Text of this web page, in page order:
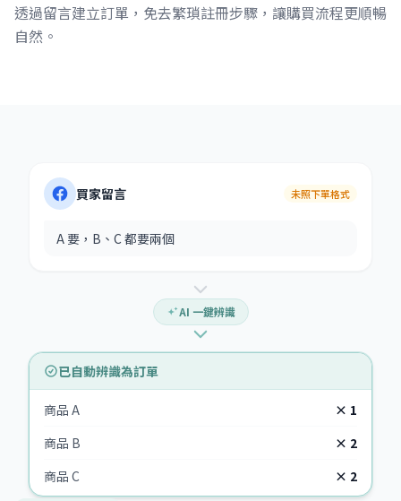
透過留言建立訂單，免去繁瑣註冊步驟，讓購買流程更順暢
自然。
買家留言 未照下單格式
A 要，B、C 都要兩個
AI 一鍵辨識
已自動辨識為訂單
商品 A
× 1
商品 B
× 2
商品 C
× 2